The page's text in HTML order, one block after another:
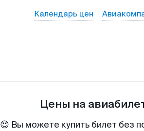
Календарь цен
Цены на
😍 Вы можете купить билет без